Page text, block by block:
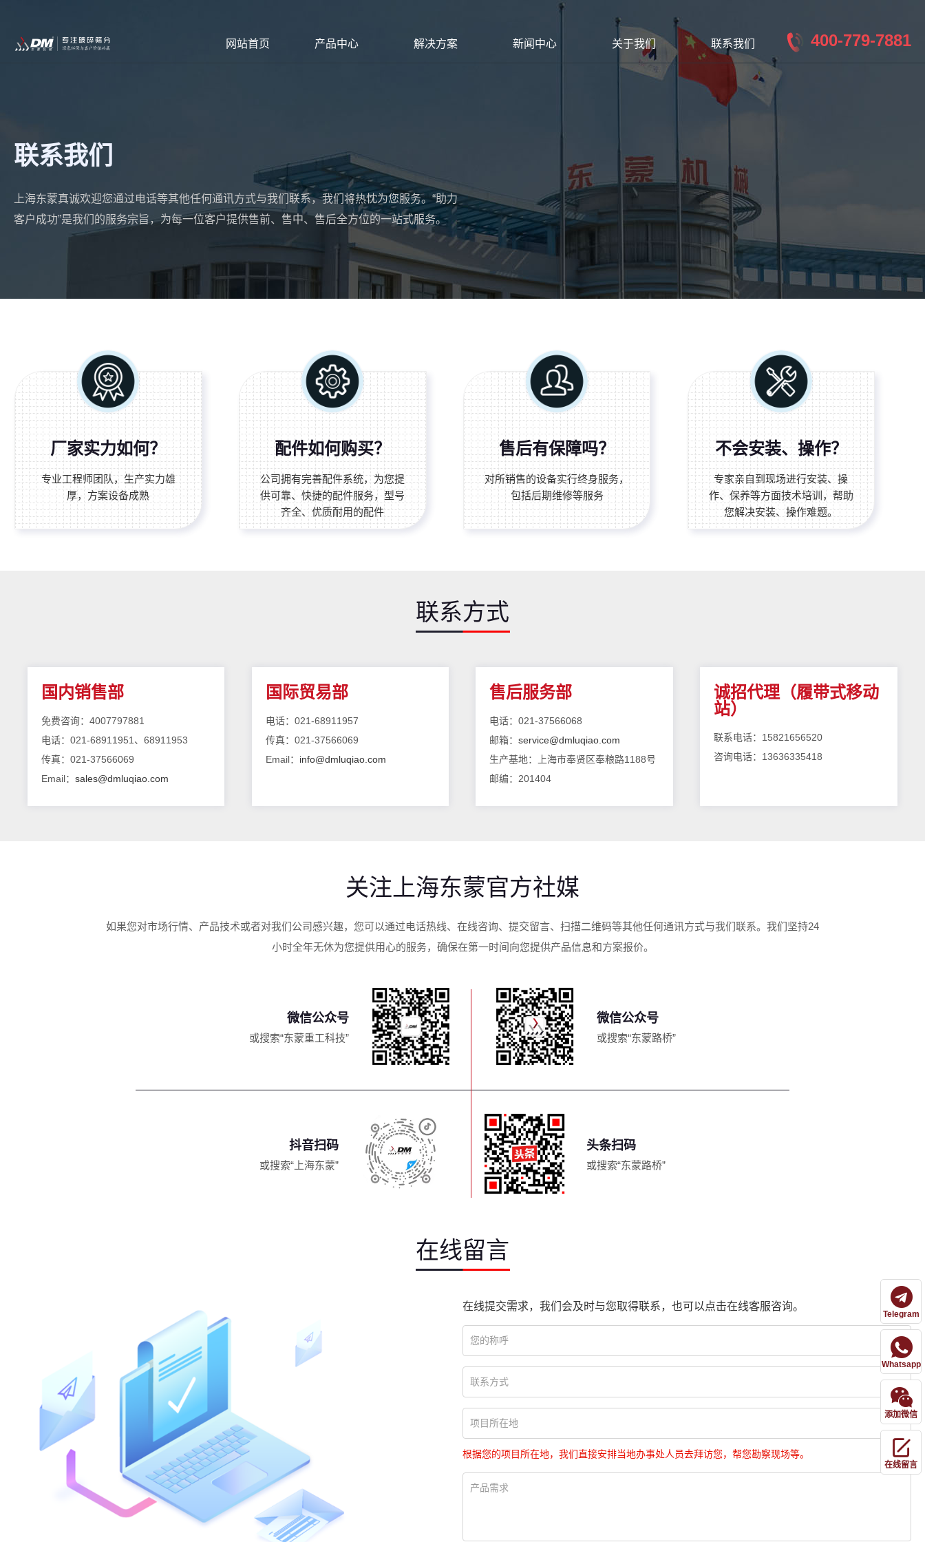
网站首页 产品中心 解决方案 新闻中心 关于我们 联系我们 400-779-7881
联系我们
上海东蒙真诚欢迎您通过电话等其他任何通讯方式与我们联系，我们将热忱为您服务。“助力
客户成功”是我们的服务宗旨，为每一位客户提供售前、售中、售后全方位的一站式服务。
厂家实力如何？
专业工程师团队，生产实力雄
厚，方案设备成熟
配件如何购买？
公司拥有完善配件系统，为您提
供可靠、快捷的配件服务，型号
齐全、优质耐用的配件
售后有保障吗？
对所销售的设备实行终身服务，
包括后期维修等服务
不会安装、操作？
专家亲自到现场进行安装、操
作、保养等方面技术培训，帮助
您解决安装、操作难题。
联系方式
国内销售部
免费咨询：4007797881
电话：021-68911951、68911953
传真：021-37566069
Email： sales@dmluqiao.com
国际贸易部
电话：021-68911957
传真：021-37566069
Email： info@dmluqiao.com
售后服务部
电话：021-37566068
邮箱：service@dmluqiao.com
生产基地：上海市奉贤区奉粮路1188号
邮编：201404
诚招代理（履带式移动
站）
联系电话：15821656520
咨询电话：13636335418
关注上海东蒙官方社媒
如果您对市场行情、产品技术或者对我们公司感兴趣，您可以通过电话热线、在线咨询、提交留言、扫描二维码等其他任何通讯方式与我们联系。我们坚持24
小时全年无休为您提供用心的服务，确保在第一时间向您提供产品信息和方案报价。
微信公众号
或搜索“东蒙重工科技”
微信公众号
或搜索“东蒙路桥”
抖音扫码
或搜索“上海东蒙”
头条扫码
或搜索“东蒙路桥”
在线留言
在线提交需求，我们会及时与您取得联系，也可以点击在线客服咨询。
根据您的项目所在地，我们直接安排当地办事处人员去拜访您，帮您勘察现场等。
Telegram
Whatsapp
添加微信
在线留言